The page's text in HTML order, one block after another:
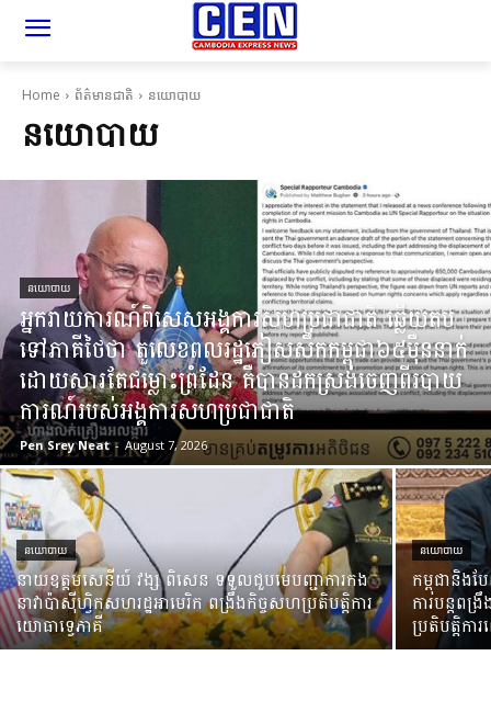
Home ព័ត៌មានជាតិ នយោបាយ
នយោបាយ
នយោបាយ
អ្នករាយការណ៍ពិសេសអង្គការសហប្រជាជាតិ ឆ្លើយតប
ទៅភាគីថៃថា តួលេខពលរដ្ឋភៀសសឹកកម្ពុជា៦៥ម៉ឺននាក់
ដោយសារតែជម្លោះព្រំដែន គឺបានដកស្រង់ចេញពីរបាយ
ការណ៍របស់អង្គការសហប្រជាជាតិ
Pen Srey Neat - August 7, 2026
នយោបាយ
នាយឧត្តមសេនីយ៍ វង្ស ពិសេន ទទួលជួបមេបញ្ជាការកង
នាវាប៉ាស៊ីហ្វិកសហរដ្ឋអាមេរិក ពង្រឹងកិច្ចសហប្រតិបត្តិការ
យោធាទ្វេភាគី
នយោបាយ
កម្ពុជានិងប
ការបន្តព
ប្រតិបត្តិក